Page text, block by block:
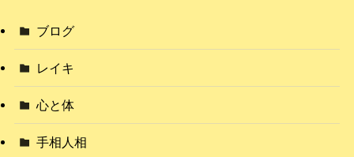
ブログ
レイキ
心と体
手相人相